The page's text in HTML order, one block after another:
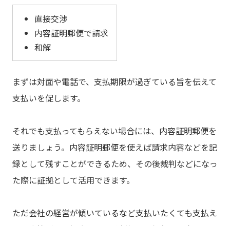
直接交渉
内容証明郵便で請求
和解
まずは対面や電話で、支払期限が過ぎている旨を伝えて
支払いを促します。
それでも支払ってもらえない場合には、内容証明郵便を
送りましょう。内容証明郵便を使えば請求内容などを記
録として残すことができるため、その後裁判などになっ
た際に証拠として活用できます。
ただ会社の経営が傾いているなど支払いたくても支払え